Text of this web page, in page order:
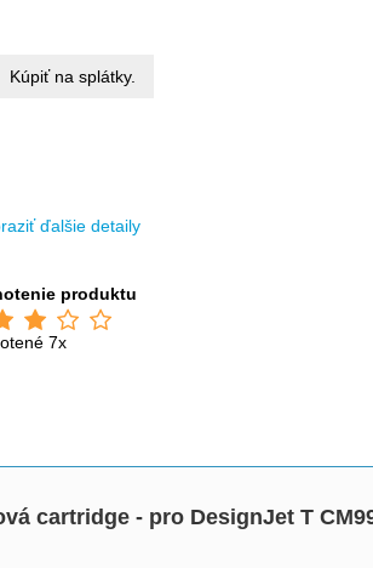
Kúpiť na splátky.
ďalšie detaily
produktu
7x
cartridge - pro DesignJet T